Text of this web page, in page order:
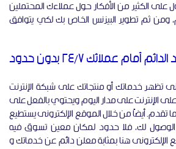
على الكثير من الأفكار حول عملاءك المحتملين
ومن ثم تطوير البيزنس الخاص بك لكي يتوافق
4- يمكنك من التواجد الدائم أمام عملائك 24/7 بدون حدود
تظهر خدماتك أو منتجاتك على شبكة الإنترنت
الإنترنت على مدار اليوم ويحتوي بالفعل على
تقدم. أيضاً من خلال الموقع الإلكترونى يستطيع
لك، فلا حدود لمكان معين تسوق فيه
الإلكترونى هنا بمثابة معلن دائم عن خدماتك و